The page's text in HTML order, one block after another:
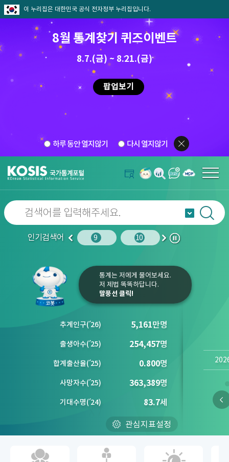
이 누리집은 대한민국 공식 전자정부 누리집입니다.
8월 통계찾기 퀴즈이벤트
8.7.(금) ~ 8.21.(금)
팝업보기
하루 동안 열지않기 다시 열지않기
인기검색어
이
10 임금 9 10 1
다
정
통계는 저에게 물어보세요.
저 제법 똑똑하답니다.
말풍선 클릭!
추계인구(´26) 5,161만명
출생아수(´25) 254,457명
합계출산율(´25) 0.800명
사망자수(´25) 363,389명
기대수명(´24) 83.7세
관심지표설정